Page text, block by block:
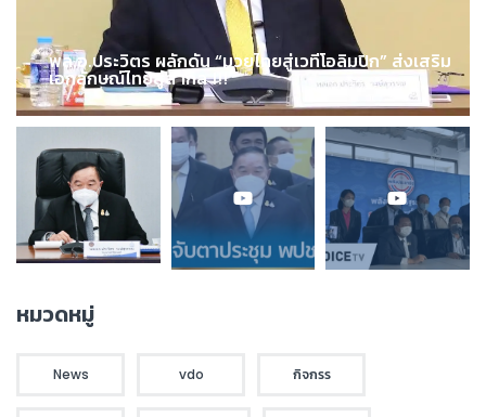
พล.อ.ประวิตร ผลักดัน “มวยไทยสู่เวทีโอลิมปิก” ส่งเสริม
เอกลักษณ์ไทยสู่สากล !!!
หมวดหมู่
News vdo กิจกรร